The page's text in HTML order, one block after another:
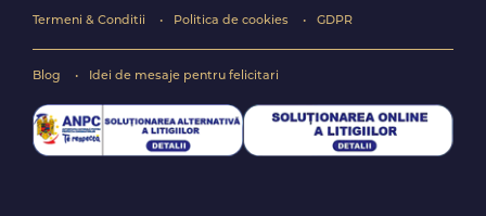
Termeni & Conditii Politica de cookies GDPR
Blog Idei de mesaje pentru felicitari